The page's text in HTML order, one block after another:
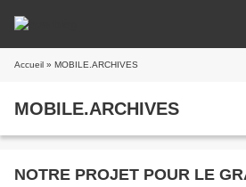
Accueil » MOBILE.ARCHIVES
MOBILE.ARCHIVES
NOTRE PROJET POUR LE